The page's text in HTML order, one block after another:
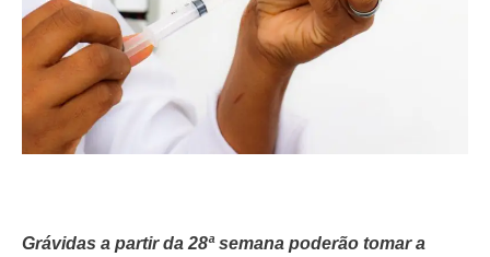
Grávidas a partir da 28ª semana poderão tomar a